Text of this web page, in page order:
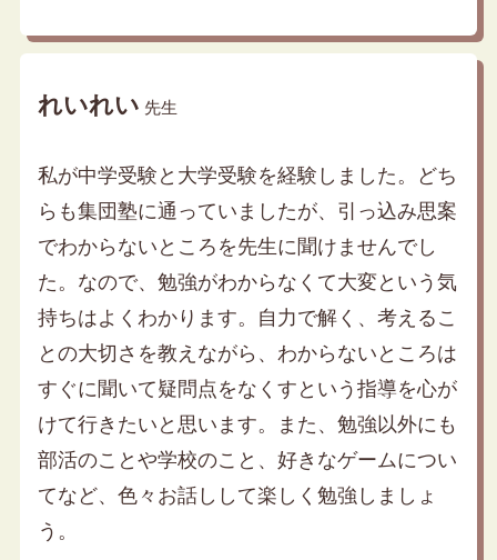
れいれい 先生
私が中学受験と大学受験を経験しました。どち
らも集団塾に通っていましたが、引っ込み思案
でわからないところを先生に聞けませんでし
た。なので、勉強がわからなくて大変という気
持ちはよくわかります。自力で解く、考えるこ
との大切さを教えながら、わからないところは
すぐに聞いて疑問点をなくすという指導を心が
けて行きたいと思います。また、勉強以外にも
部活のことや学校のこと、好きなゲームについ
てなど、色々お話しして楽しく勉強しましょ
う。